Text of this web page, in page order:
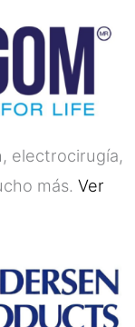
electrocirugía,
más. Ver